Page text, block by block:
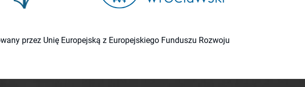
przez Unię Europejską z Europejskiego Funduszu Rozwoju